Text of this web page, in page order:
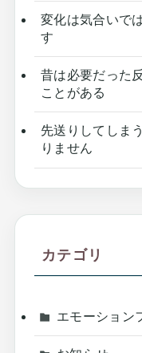
変化は気合いで
す
昔は必要だった
ことがある
先送りしてしま
りません
カテゴリ
エモーション